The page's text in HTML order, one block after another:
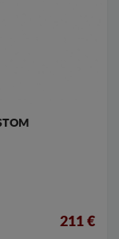
211 €